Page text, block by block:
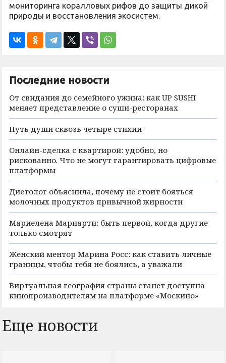
мониторинга коралловых рифов до защиты дикой
природы и восстановления экосистем.
Последние новости
От свидания до семейного ужина: как UP SUSHI
меняет представление о суши-ресторанах
Путь души сквозь четыре стихии
Онлайн-сделка с квартирой: удобно, но
рискованно. Что не могут гарантировать цифровые
платформы
Диетолог объяснила, почему не стоит бояться
молочных продуктов привычной жирности
Мариелена Мариарти: быть первой, когда другие
только смотрят
Женский ментор Марина Росс: как ставить личные
границы, чтобы тебя не боялись, а уважали
Виртуальная география страны станет доступна
кинопроизводителям на платформе «Москино»
Еще новости